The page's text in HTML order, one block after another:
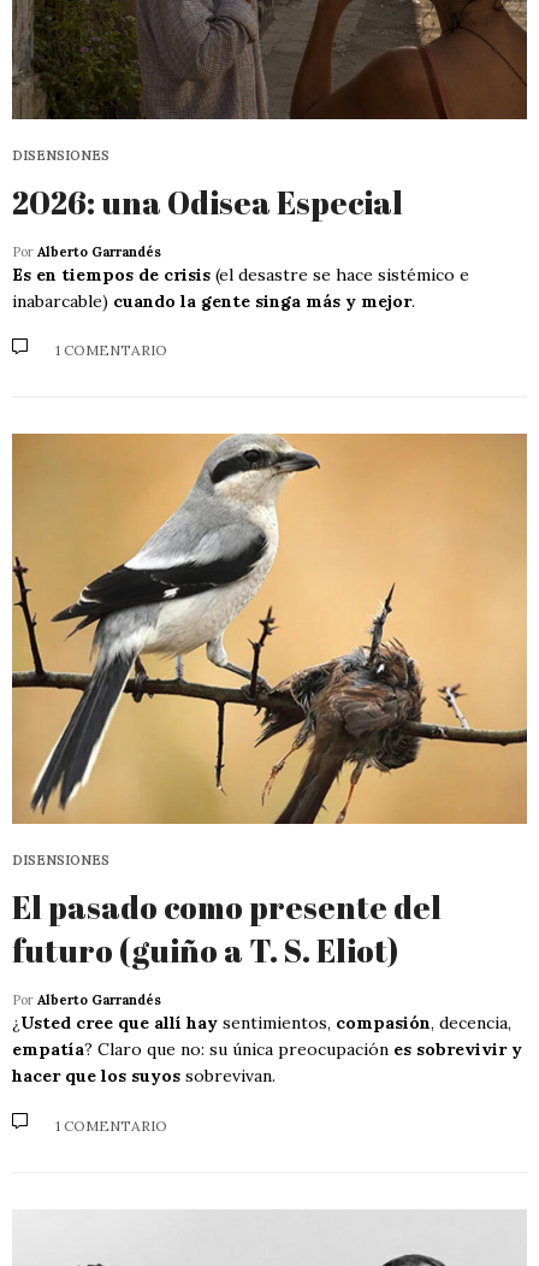
DISENSIONES
2026: una Odisea Especial
Por Alberto Garrandés
Es en tiempos de crisis (el desastre se hace sistémico e
inabarcable) cuando la gente singa más y mejor.
1 COMENTARIO
DISENSIONES
El pasado como presente del
futuro (guiño a T. S. Eliot)
Por Alberto Garrandés
¿Usted cree que allí hay sentimientos, compasión, decencia,
empatía? Claro que no: su única preocupación es sobrevivir y
hacer que los suyos sobrevivan.
1 COMENTARIO